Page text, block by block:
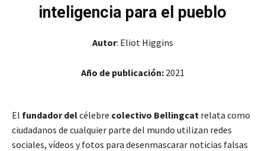
inteligencia para el pueblo
Autor: Eliot Higgins
Año de publicación: 2021
El fundador delcélebre colectivo Bellingcat relata como
ciudadanos de cualquier parte del mundo utilizan redes
sociales, vídeos y fotos para desenmascarar noticias falsas